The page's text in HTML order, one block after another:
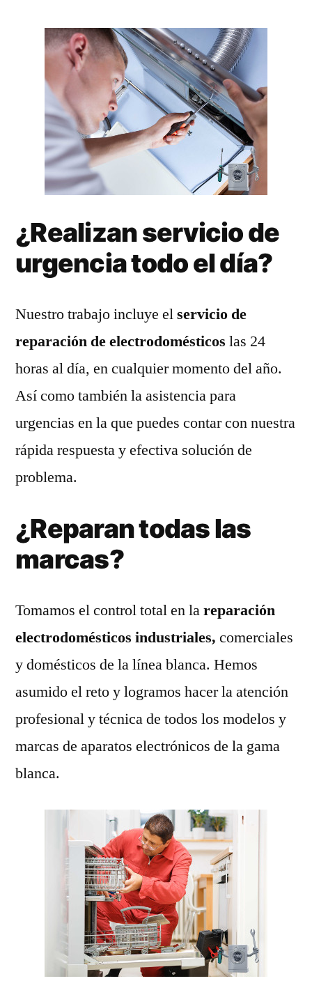
¿Realizan servicio de
urgencia todo el día?
Nuestro trabajo incluye elservicio de
reparación de electrodomésticos las 24
horas al día, en cualquier momento del año.
Así como también la asistencia para
urgencias en la que puedes contar con nuestra
rápida respuesta y efectiva solución de
problema.
¿Reparan todas las
marcas?
Tomamos el control total en lareparación
electrodomésticos industriales, comerciales
y domésticos de la línea blanca. Hemos
asumido el reto y logramos hacer la atención
profesional y técnica de todos los modelos y
marcas de aparatos electrónicos de la gama
blanca.